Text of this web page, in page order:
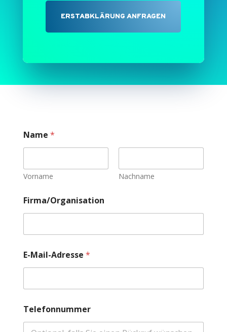
ERSTABKLÄRUNG ANFRAGEN
Name *
Vorname Nachname
Firma/Organisation
E-Mail-Adresse *
s
?
Telefonnummer